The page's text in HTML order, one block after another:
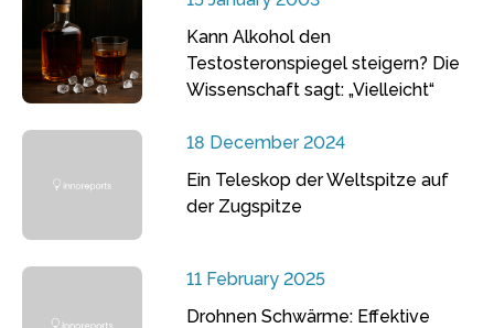
Kann Alkohol den
Testosteronspiegel steigern? Die
Wissenschaft sagt: „Vielleicht“
18 December 2024
Ein Teleskop der Weltspitze auf
der Zugspitze
11 February 2025
Drohnen Schwärme: Effektive